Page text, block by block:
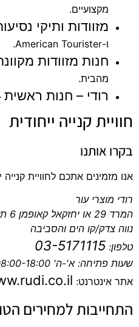
מקצועיים.
מזוודות ותיקי
ו-American Tourister.
חנות מזוודות
מהבית.
רודי – חנות ראשית
חוויית קנייה ייחודית
בקרו אותנו
אנו מזמינים אתכם לחוויית
רודי מוצרי עור
המרד 29 או יחזקאל קאופמן 6 תל אביב,
נווה צדק/קו הים והסביבה
טלפון: 03-5171115
שעות פתיחה: א'-ה' 08:00-18:00, ו' 08:00-14:00
אתר אינטרנט:
התחייבות למחירים